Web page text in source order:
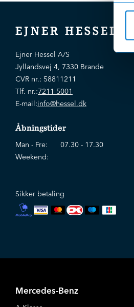
EJNER HESSEL
Ejner Hessel A/S
Jyllandsvej 4, 7330 Brande
CVR nr.: 58811211
Tlf. nr.:7211 5001
E-mail:info@hessel.dk
Åbningstider
Man - Fre:
07.30 - 17.30
Weekend:
Sikker betaling
Mercedes-Benz